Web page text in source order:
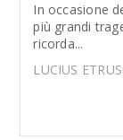
In occasione
più grandi
ricorda...
LUCIUS